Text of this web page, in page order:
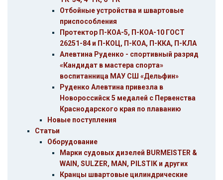
Отбойные устройства и швартовые
приспособления
Протектор П-КОА-5, П-КОА-10 ГОСТ
26251-84 и П-КОЦ, П-КОА, П-ККА, П-КЛА
Алевтина Руденко - спортивный разряд
«Кандидат в мастера спорта»
воспитанница МАУ СШ «Дельфин»
Руденко Алевтина привезла в
Новороссийск 5 медалей c Первенства
Краснодарского края по плаванию
Новые поступления
Статьи
Оборудование
Марки судовых дизелей BURMEISTER &
WAIN, SULZER, MAN, PILSTIK и других
Кранцы швартовые цилиндрические